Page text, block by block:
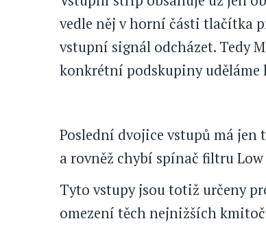
vedle něj v horní části tlačítka
vstupní signál odcházet. Tedy
konkrétní podskupiny uděláme
Poslední dvojice vstupů má
a rovněž chybí spínač filtru Low
Tyto vstupy jsou totiž určeny
omezení těch nejnižších